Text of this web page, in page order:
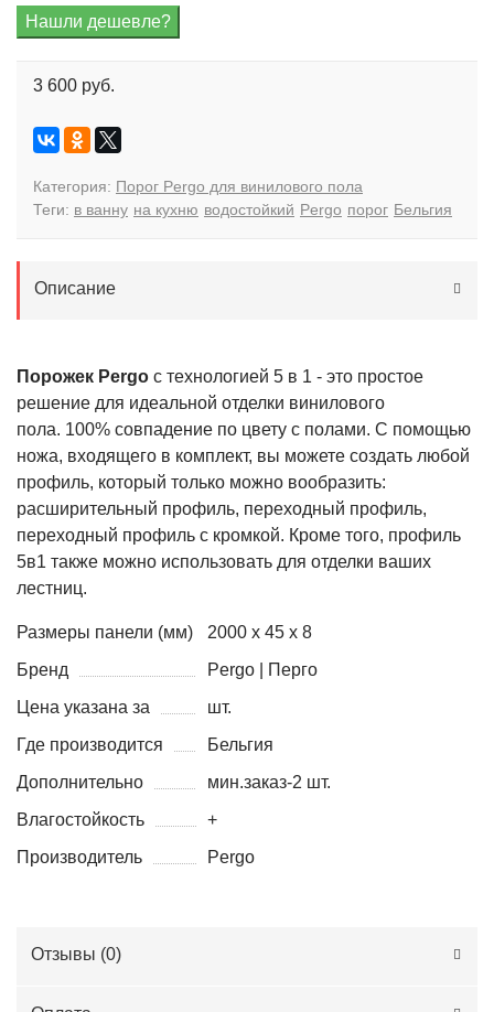
3 600 руб.
Категория: Порог Pergo для винилового пола
Теги: в ванну на кухню водостойкий Pergo порог Бельгия
Описание
Порожек Pergo с технологией 5 в 1 - это простое
решение для идеальной отделки винилового
пола. 100% совпадение по цвету с полами. С помощью
ножа, входящего в комплект, вы можете создать любой
профиль, который только можно вообразить:
расширительный профиль, переходный профиль,
переходный профиль с кромкой. Кроме того, профиль
5в1 также можно использовать для отделки ваших
лестниц.
Размеры панели (мм)
2000 х 45 х 8
Бренд
Pergo | Перго
Цена указана за
шт.
Где производится
Бельгия
Дополнительно
мин.заказ-2 шт.
Влагостойкость
+
Производитель
Pergo
Отзывы (0)